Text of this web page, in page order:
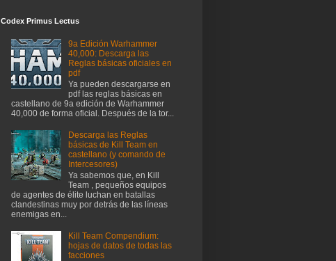
Codex Primus Lectus
9a Edición Warhammer
40,000: Descarga las
Reglas básicas oficiales en
pdf
Ya pueden descargarse en
pdf las reglas básicas en
castellano de 9a edición de Warhammer
40,000 de forma oficial. Después de la tor...
Descarga las Reglas
básicas de Kill Team en
castellano (y comando de
Intercesores)
Ya sabemos que, en Kill
Team , pequeños equipos
de agentes de élite luchan en batallas
clandestinas muy por detrás de las líneas
enemigas en...
Kill Team Compendium:
hojas de datos de todas las
facciones